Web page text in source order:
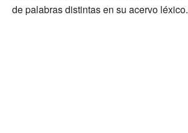
de palabras distintas en su acervo léxico.